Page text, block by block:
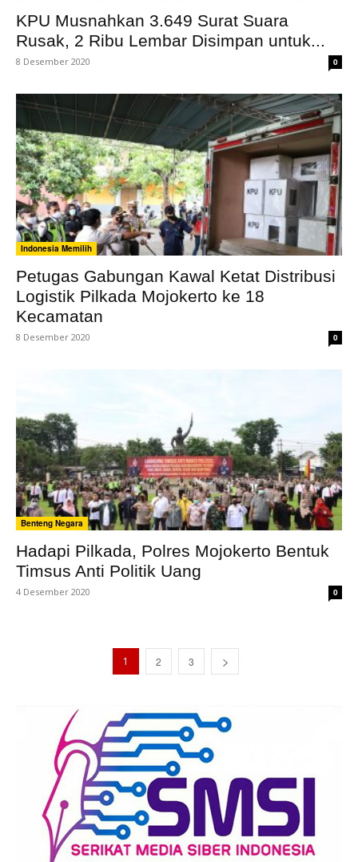
KPU Musnahkan 3.649 Surat Suara
Rusak, 2 Ribu Lembar Disimpan untuk...
8 Desember 2020 0
Indonesia Memilih
Petugas Gabungan Kawal Ketat Distribusi
Logistik Pilkada Mojokerto ke 18
Kecamatan
8 Desember 2020 0
Benteng Negara
Hadapi Pilkada, Polres Mojokerto Bentuk
Timsus Anti Politik Uang
4 Desember 2020 0
1 2 3